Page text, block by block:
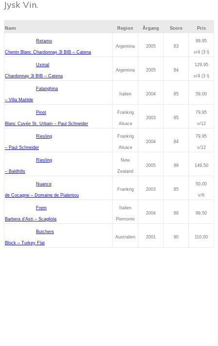
Jysk Vin.
Navn Region Årgang Score Pris
Retamo
Chenin Blanc Chardonnay 3l BIB – Catena
Argentina 2005 83
99,95
v/4 (3 l)
Uxmal
Chardonnay 3l BIB – Catena
Argentina 2005 84
129,95
v/4 (3 l)
Falanghina
– Villa Matilde
Italien 2004 85 59,00
Pinot
Blanc Cuvée St. Urbain – Paul Schneider
Frankrig
Alsace
2003 85
79,95
v/12
Riesling
– Paul Schneider
Frankrig
Alsace
2004 84
79,95
v/12
Riesling
– Baldhills
New
Zealand
2005 89 149,50
Nuance
de Cocagne – Domaine de Pialentou
Frankrig 2003 85
50,00
v/6
Frem
Barbera d’Asti – Scagliola
Italien
Piemonte
2004 89 99,50
Butchers
Block – Turkey Flat
Australien 2001 90 110,00